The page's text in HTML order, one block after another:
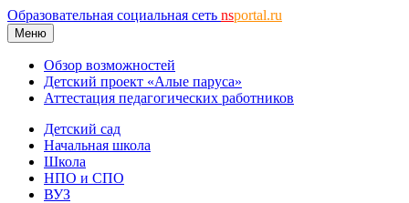
Образовательная социальная сеть nsportal.ru
Меню
Обзор возможностей
Детский проект «Алые паруса»
Аттестация педагогических работников
Детский сад
Начальная школа
Школа
НПО и СПО
ВУЗ